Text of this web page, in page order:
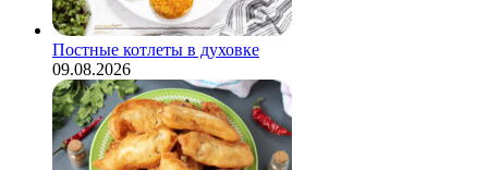
Постные котлеты в духовке
09.08.2026